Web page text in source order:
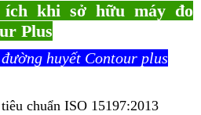
khi sở hữu máy đo
Plus
huyết Contour plus
chuẩn ISO 15197:2013